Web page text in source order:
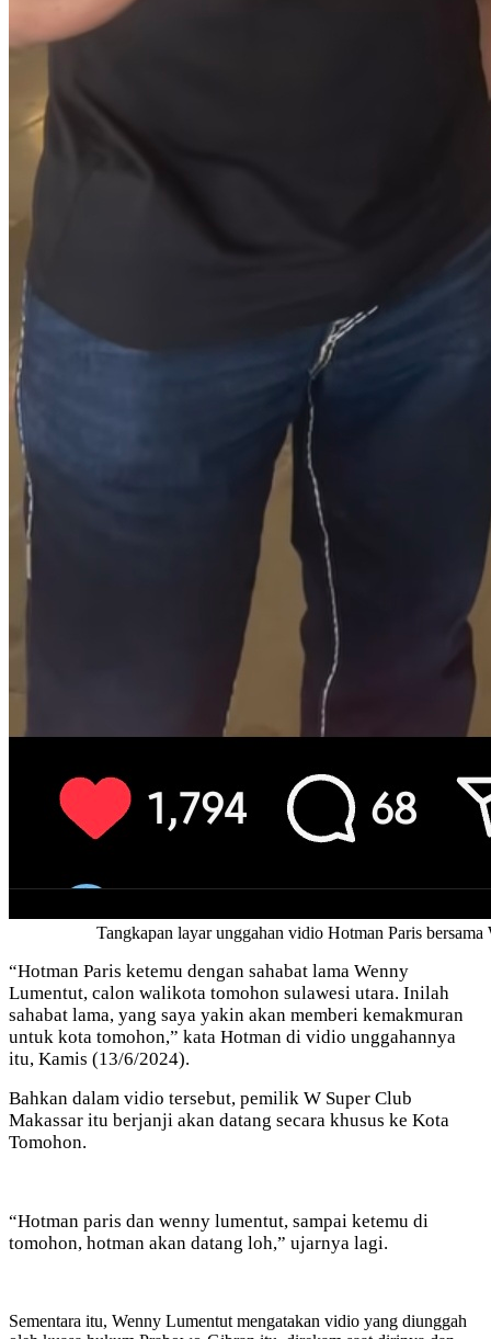
Tangkapan layar unggahan vidio Hotman Paris
“Hotman Paris ketemu dengan sahabat lama Wenny
Lumentut, calon walikota tomohon sulawesi utara. Inilah
sahabat lama, yang saya yakin akan memberi kemakmuran
untuk kota tomohon,” kata Hotman di vidio unggahannya
itu, Kamis (13/6/2024).
Bahkan dalam vidio tersebut, pemilik W Super Club
Makassar itu berjanji akan datang secara khusus ke Kota
Tomohon.
“Hotman paris dan wenny lumentut, sampai ketemu di
tomohon, hotman akan datang loh,” ujarnya lagi.
Sementara itu, Wenny Lumentut mengatakan vidio yang diunggah